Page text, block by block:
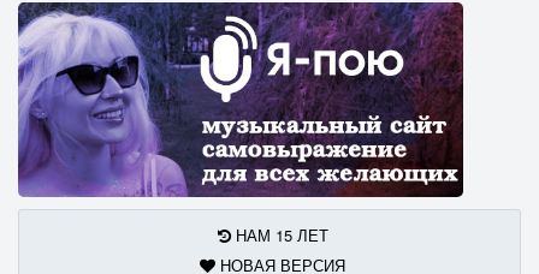
НАМ 15 ЛЕТ
НОВАЯ ВЕРСИЯ